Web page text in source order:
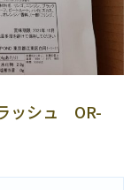
ッシュ OR-